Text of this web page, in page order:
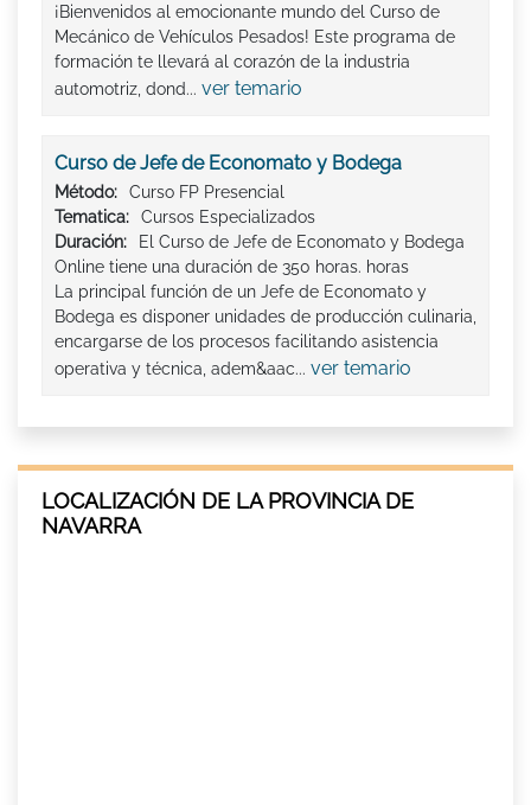
¡Bienvenidos al emocionante mundo del Curso de
Mecánico de Vehículos Pesados! Este programa de
formación te llevará al corazón de la industria
automotriz, dond... ver temario
Curso de Jefe de Economato y Bodega
Método:
Curso FP Presencial
Tematica:
Cursos Especializados
Duración:
El Curso de Jefe de Economato y Bodega
Online tiene una duración de 350 horas. horas
La principal función de un Jefe de Economato y
Bodega es disponer unidades de producción culinaria,
encargarse de los procesos facilitando asistencia
operativa y técnica, adem&aac... ver temario
LOCALIZACIÓN DE LA PROVINCIA DE
NAVARRA